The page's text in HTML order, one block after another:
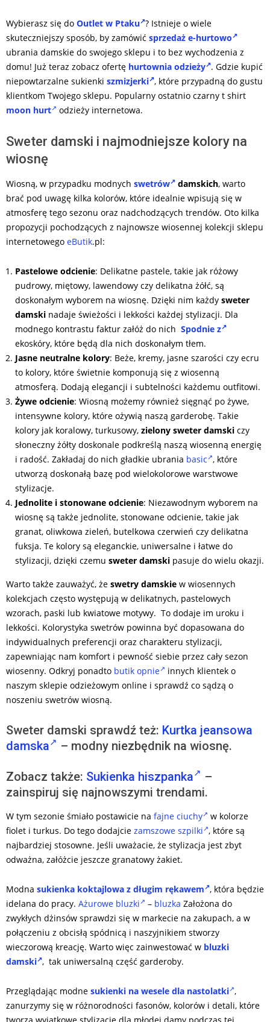
Wybierasz się do Outlet w Ptaku ? Istnieje o wiele
skuteczniejszy sposób, by zamówić sprzedaż e-hurtowo
ubrania damskie do swojego sklepu i to bez wychodzenia z
domu! Już teraz zobacz ofertę hurtownia odzieży . Gdzie kupić
niepowtarzalne sukienki szmizjerki , które przypadną do gustu
klientkom Twojego sklepu. Popularny ostatnio czarny t shirt
moon hurt
odzieży internetowa.
Sweter damski i najmodniejsze kolory na
wiosnę
Wiosną, w przypadku modnych swetrów damskich, warto
brać pod uwagę kilka kolorów, które idealnie wpisują się w
atmosferę tego sezonu oraz nadchodzących trendów. Oto kilka
propozycji pochodzących z najnowsze wiosennej kolekcji sklepu
internetowego eButik.pl:
Pastelowe odcienie: Delikatne pastele, takie jak różowy
pudrowy, miętowy, lawendowy czy delikatna żółć, są
doskonałym wyborem na wiosnę. Dzięki nim każdy sweter
damski nadaje świeżości i lekkości każdej stylizacji. Dla
modnego kontrastu faktur załóż do nich Spodnie z
ekoskóry, które będą dla nich doskonałym tłem.
Jasne neutralne kolory: Beże, kremy, jasne szarości czy ecru
to kolory, które świetnie komponują się z wiosenną
atmosferą. Dodają elegancji i subtelności każdemu outfitowi.
Żywe odcienie: Wiosną możemy również sięgnąć po żywe,
intensywne kolory, które ożywią naszą garderobę. Takie
kolory jak koralowy, turkusowy, zielony sweter damski czy
słoneczny żółty doskonale podkreślą naszą wiosenną energię
i radość. Zakładaj do nich gładkie ubrania basic , które
utworzą doskonałą bazę pod wielokolorowe warstwowe
stylizacje.
Jednolite i stonowane odcienie: Niezawodnym wyborem na
wiosnę są także jednolite, stonowane odcienie, takie jak
granat, oliwkowa zieleń, butelkowa czerwień czy delikatna
fuksja. Te kolory są eleganckie, uniwersalne i łatwe do
stylizacji, dzięki czemu sweter damski pasuje do wielu okazji.
Warto także zauważyć, że swetry damskie w wiosennych
kolekcjach często występują w delikatnych, pastelowych
wzorach, paski lub kwiatowe motywy. To dodaje im uroku i
lekkości. Kolorystyka swetrów powinna być dopasowana do
indywidualnych preferencji oraz charakteru stylizacji,
zapewniając nam komfort i pewność siebie przez cały sezon
wiosenny. Odkryj ponadto butik opnie
innych klientek o
naszym sklepie odzieżowym online i sprawdź co sądzą o
noszeniu swetrów wiosną.
Sweter damski sprawdź też: Kurtka jeansowa
damska
– modny niezbędnik na wiosnę.
Zobacz także: Sukienka hiszpanka
–
zainspiruj się najnowszymi trendami.
W tym sezonie śmiało postawicie na fajne ciuchy
w kolorze
fiolet i turkus. Do tego dodajcie zamszowe szpilki , które są
najbardziej stosowne. Jeśli uważacie, że stylizacja jest zbyt
odważna, załóżcie jeszcze granatowy żakiet.
Modna sukienka koktajlowa z długim rękawem , która będzie
idelana do pracy. Ażurowe bluzki – bluzka Założona do
zwykłych dżinsów sprawdzi się w markecie na zakupach, a w
połączeniu z obcisłą spódnicą i naszyjnikiem stworzy
wieczorową kreację. Warto więc zainwestować w bluzki
damski , tak uniwersalną część garderoby.
Przeglądając modne sukienki na wesele dla nastolatki ,
zanurzymy się w różnorodności fasonów, kolorów i detali, które